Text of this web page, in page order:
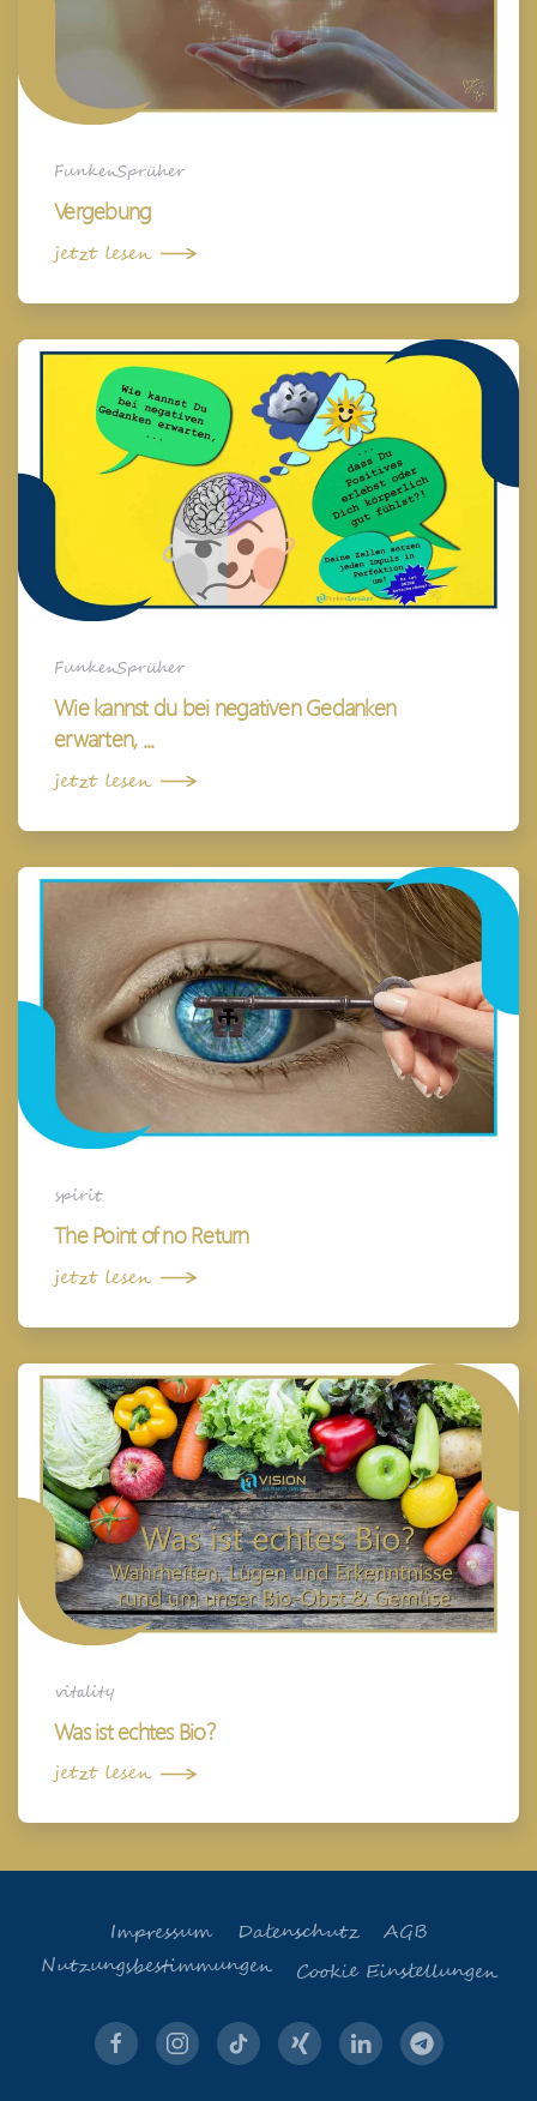
FunkenSprüher
Vergebung
jetzt lesen
FunkenSprüher
Wie kannst du bei negativen Gedanken
erwarten, ...
jetzt lesen
spirit
The Point of no Return
jetzt lesen
vitality
Was ist echtes Bio?
jetzt lesen
Impressum Datenschutz
AGB
Nutzungsbestimmungen
Cookie Einstellungen